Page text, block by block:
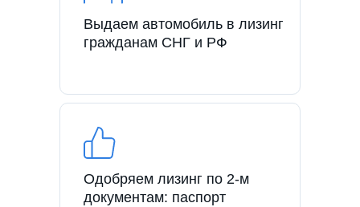
Выдаем автомобиль в лизинг
гражданам СНГ и РФ
Одобряем лизинг по 2-м
документам: паспорт